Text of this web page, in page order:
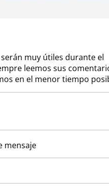
muy útiles durante el
leemos sus
en el menor tiempo
mensaje